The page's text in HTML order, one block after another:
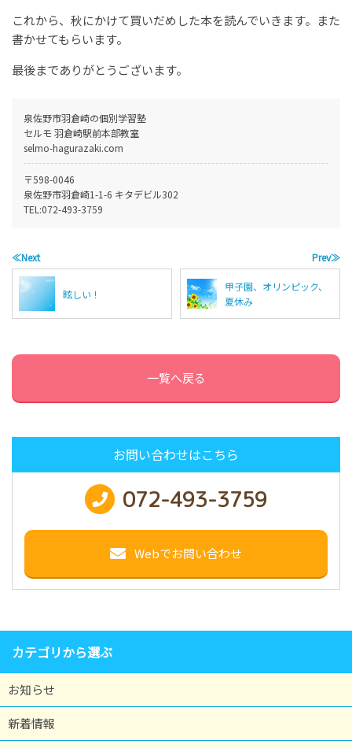
これから、秋にかけて買いだめした本を読んでいきます。また
書かせてもらいます。
最後までありがとうございます。
泉佐野市羽倉崎の個別学習塾
セルモ 羽倉崎駅前本部教室
selmo-hagurazaki.com
〒598-0046
泉佐野市羽倉崎1-1-6 キタデビル302
TEL:072-493-3759
≪Next
眩しい！
Prev≫
甲子園、オリンピック、
夏休み
一覧へ戻る
お問い合わせはこちら
072-493-3759
Webでお問い合わせ
カテゴリから選ぶ
お知らせ
新着情報